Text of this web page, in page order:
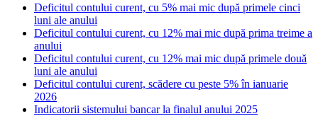
Deficitul contului curent, cu 5% mai mic după primele cinci
luni ale anului
Deficitul contului curent, cu 12% mai mic după prima treime a
anului
Deficitul contului curent, cu 12% mai mic după primele două
luni ale anului
Deficitul contului curent, scădere cu peste 5% în ianuarie
2026
Indicatorii sistemului bancar la finalul anului 2025